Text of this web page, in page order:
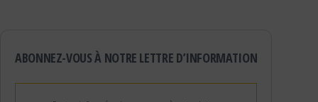
ABONNEZ-VOUS À NOTRE LETTRE D’INFORMATION